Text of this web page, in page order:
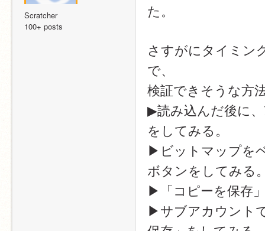
Scratcher
100+ posts
た。
さすがにタイミン
で、
検証できそうな方
▶読み込んだ後に
をしてみる。
▶ビットマップを
ボタンをしてみる
▶「コピーを保存
▶サブアカウント